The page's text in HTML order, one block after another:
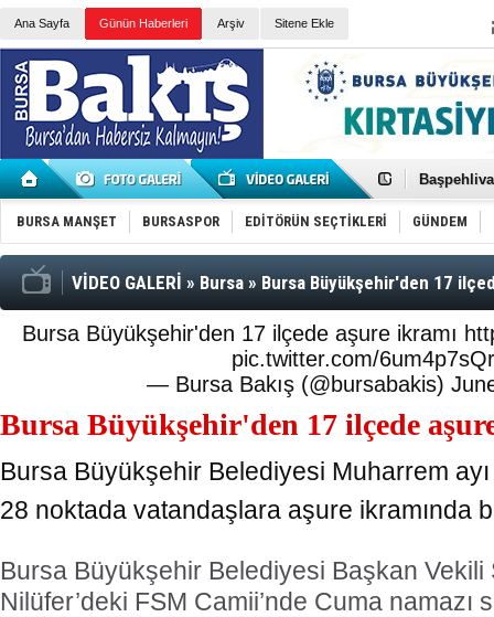
Ana Sayfa Günün Haberleri Arşiv Sitene Ekle
Ülseratif
Sağlıkta
Sebepsiz
Havuz
Ege
Kumar
Beşiktaş,
Tarihi Hal
BURSA MANŞET BURSASPOR EDİTÖRÜN SEÇTİKLERİ GÜNDEM
VİDEO GALERİ » Bursa » Bursa Büyükşehir'den 17
Bursa Büyükşehir'den 17 ilçede aşure ikramı
pic.twitter.com/
— Bursa Bakış (@bursabakis)
Bursa Büyükşehir'den 17 ilçede
Bursa Büyükşehir Belediyesi Muharrem ayı
28 noktada vatandaşlara aşure ikramında
Bursa Büyükşehir Belediyesi Başkan Vekili
Nilüfer’deki FSM Camii’nde Cuma namazı